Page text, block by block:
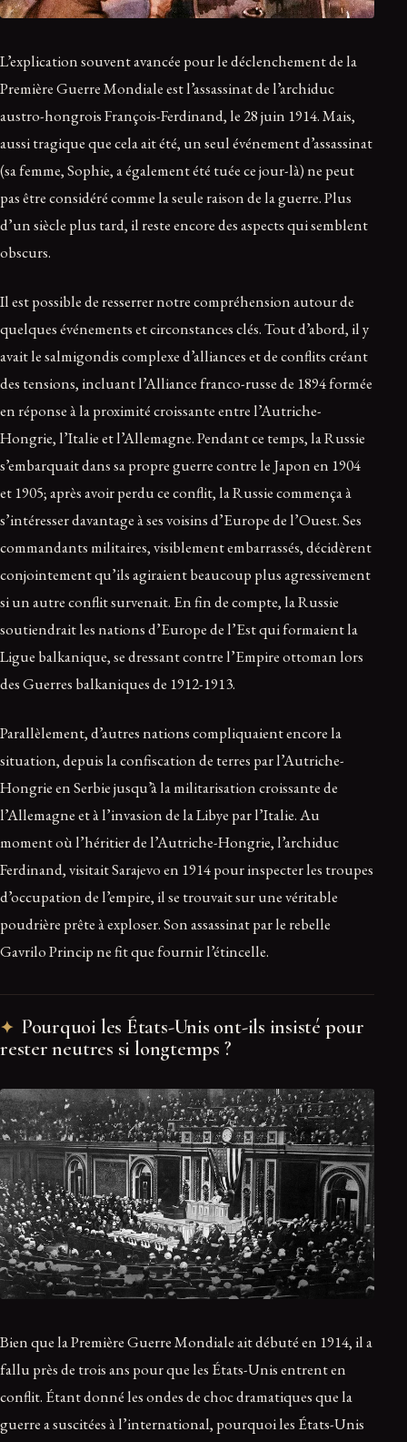
L’explication souvent avancée pour le déclenchement de la
Première Guerre Mondiale est l’assassinat de l’archiduc
austro-hongrois François-Ferdinand, le 28 juin 1914. Mais,
aussi tragique que cela ait été, un seul événement d’assassinat
(sa femme, Sophie, a également été tuée ce jour-là) ne peut
pas être considéré comme la seule raison de la guerre. Plus
d’un siècle plus tard, il reste encore des aspects qui semblent
obscurs.
Il est possible de resserrer notre compréhension autour de
quelques événements et circonstances clés. Tout d’abord, il y
avait le salmigondis complexe d’alliances et de conflits créant
des tensions, incluant l’Alliance franco-russe de 1894 formée
en réponse à la proximité croissante entre l’Autriche-
Hongrie, l’Italie et l’Allemagne. Pendant ce temps, la Russie
s’embarquait dans sa propre guerre contre le Japon en 1904
et 1905; après avoir perdu ce conflit, la Russie commença à
s’intéresser davantage à ses voisins d’Europe de l’Ouest. Ses
commandants militaires, visiblement embarrassés, décidèrent
conjointement qu’ils agiraient beaucoup plus agressivement
si un autre conflit survenait. En fin de compte, la Russie
soutiendrait les nations d’Europe de l’Est qui formaient la
Ligue balkanique, se dressant contre l’Empire ottoman lors
des Guerres balkaniques de 1912-1913.
Parallèlement, d’autres nations compliquaient encore la
situation, depuis la confiscation de terres par l’Autriche-
Hongrie en Serbie jusqu’à la militarisation croissante de
l’Allemagne et à l’invasion de la Libye par l’Italie. Au
moment où l’héritier de l’Autriche-Hongrie, l’archiduc
Ferdinand, visitait Sarajevo en 1914 pour inspecter les troupes
d’occupation de l’empire, il se trouvait sur une véritable
poudrière prête à exploser. Son assassinat par le rebelle
Gavrilo Princip ne fit que fournir l’étincelle.
Pourquoi les États-Unis ont-ils insisté pour
rester neutres si longtemps ?
Bien que la Première Guerre Mondiale ait débuté en 1914, il a
fallu près de trois ans pour que les États-Unis entrent en
conflit. Étant donné les ondes de choc dramatiques que la
guerre a suscitées à l’international, pourquoi les États-Unis